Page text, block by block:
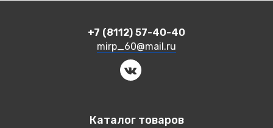
+7 (8112) 57-40-40
mirp_60@mail.ru
Каталог товаров